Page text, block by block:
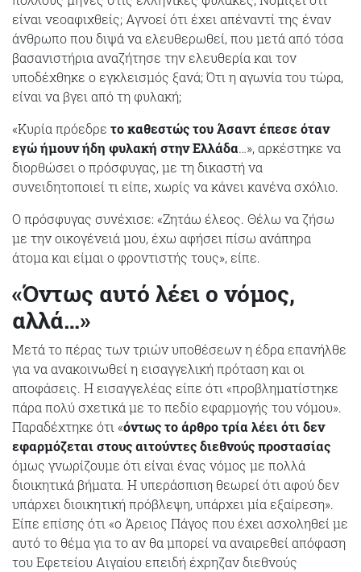
είναι νεοαφιχθείς; Αγνοεί ότι έχει απέναντί της έναν
άνθρωπο που διψά να ελευθερωθεί, που μετά από τόσα
βασανιστήρια αναζήτησε την ελευθερία και τον
υποδέχθηκε ο εγκλεισμός ξανά; Ότι η αγωνία του τώρα,
είναι να βγει από τη φυλακή;
«Κυρία πρόεδρε το καθεστώς του Άσαντ έπεσε όταν
εγώ ήμουν ήδη φυλακή στην Ελλάδα…», αρκέστηκε να
διορθώσει ο πρόσφυγας, με τη δικαστή να
συνειδητοποιεί τι είπε, χωρίς να κάνει κανένα σχόλιο.
Ο πρόσφυγας συνέχισε: «Ζητάω έλεος. Θέλω να ζήσω
με την οικογένειά μου, έχω αφήσει πίσω ανάπηρα
άτομα και είμαι ο φροντιστής τους», είπε.
«Όντως αυτό λέει ο νόμος,
αλλά…»
Μετά το πέρας των τριών υποθέσεων η έδρα επανήλθε
για να ανακοινωθεί η εισαγγελική πρόταση και οι
αποφάσεις. Η εισαγγελέας είπε ότι «προβληματίστηκε
πάρα πολύ σχετικά με το πεδίο εφαρμογής του νόμου».
Παραδέχτηκε ότι «όντως το άρθρο τρία λέει ότι δεν
εφαρμόζεται στους αιτούντες διεθνούς προστασίας
όμως γνωρίζουμε ότι είναι ένας νόμος με πολλά
διοικητικά βήματα. Η υπεράσπιση θεωρεί ότι αφού δεν
υπάρχει διοικητική πρόβλεψη, υπάρχει μία εξαίρεση».
Είπε επίσης ότι «ο Άρειος Πάγος που έχει ασχοληθεί με
αυτό το θέμα για το αν θα μπορεί να αναιρεθεί απόφαση
του Εφετείου Αιγαίου επειδή έχρηζαν διεθνούς